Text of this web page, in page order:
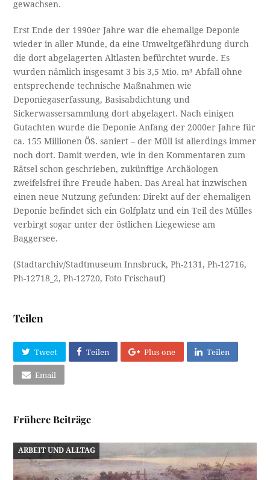
gewachsen.
Erst Ende der 1990er Jahre war die ehemalige Deponie
wieder in aller Munde, da eine Umweltgefährdung durch
die dort abgelagerten Altlasten befürchtet wurde. Es
wurden nämlich insgesamt 3 bis 3,5 Mio. m³ Abfall ohne
entsprechende technische Maßnahmen wie
Deponiegaserfassung, Basisabdichtung und
Sickerwassersammlung dort abgelagert. Nach einigen
Gutachten wurde die Deponie Anfang der 2000er Jahre für
ca. 155 Millionen ÖS. saniert – der Müll ist allerdings immer
noch dort. Damit werden, wie in den Kommentaren zum
Rätsel schon geschrieben, zukünftige Archäologen
zweifelsfrei ihre Freude haben. Das Areal hat inzwischen
einen neue Nutzung gefunden: Direkt auf der ehemaligen
Deponie befindet sich ein Golfplatz und ein Teil des Mülles
verbirgt sogar unter der östlichen Liegewiese am
Baggersee.
(Stadtarchiv/Stadtmuseum Innsbruck, Ph-2131, Ph-12716,
Ph-12718_2, Ph-12720, Foto Frischauf)
Teilen
Tweet Teilen Plus one Teilen
Email
Frühere Beiträge
ARBEIT UND ALLTAG